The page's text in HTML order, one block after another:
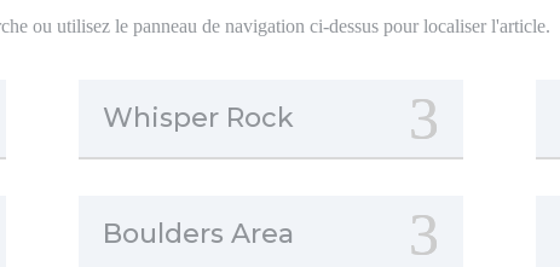
ou utilisez le panneau de navigation ci-dessus pour localiser l'article.
Whisper Rock
Boulders Area